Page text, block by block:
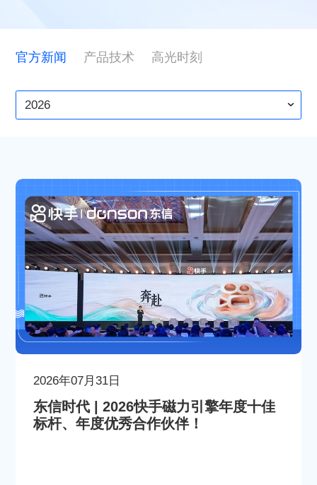
联系东信
官方新闻 产品技术 高光时刻
2026
2026年07月31日
东信时代 | 2026快手磁力引擎年度十佳
标杆、年度优秀合作伙伴！